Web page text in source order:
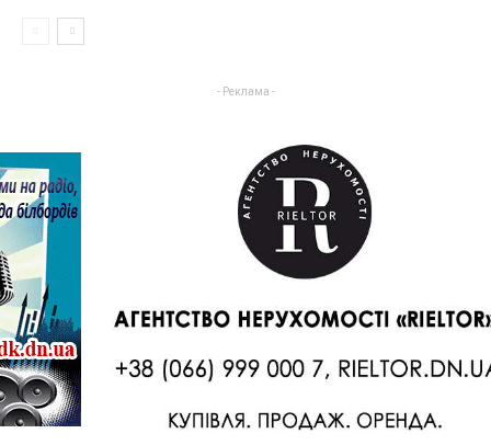
- Реклама -